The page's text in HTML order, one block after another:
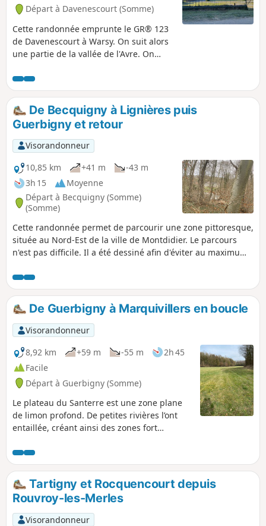
Départ à Davenescourt (Somme)
Cette randonnée emprunte le GR® 123
de Davenescourt à Warsy. On suit alors
une partie de la vallée de l'Avre. On
ce village on quitte le GR® pour
remonter sur le plateau du Santerre
jusqu’au joli hameau de Saulchoy-sur-
Davenescourt. La traversée du Bois
Morière permet de rejoindre la D160 au
niveau du monument élevé en
l'honneur du Commandant de Banville.
La pittoresque descente vers
Davenescourt permet d’arriver devant
l’impressionnant château du XVIIIe
avant de terminer la boucle.
De Becquigny à Lignières puis
Guerbigny et retour
Visorandonneur
10,85 km
+41 m
-43 m
3h 15
Moyenne
Départ à Becquigny (Somme)
(Somme)
Cette randonnée permet de parcourir une zone pittoresque,
située au Nord-Est de la ville de Montdidier. Le parcours
n'est pas difficile. Il a été dessiné afin d'éviter au maximum
une circulation importante. Restant en plaine, il fait le tour
du bois des Flavignes et du bois de Guerbigny.
De Guerbigny à Marquivillers en boucle
Visorandonneur
8,92 km
+59 m -55 m
2h 45
Facile
Départ à Guerbigny (Somme)
Le plateau du Santerre est une zone plane
de limon profond. De petites rivières l’ont
entaillée, créant ainsi des zones fort
en présente une. Randonnée non balisée.
On y emprunte tout de même une partie
balisée du GR® 123 en fin de boucle. Plus de
la moitié du parcours s’effectue sur des
chemins en zone boisée.
Tartigny et Rocquencourt depuis
Rouvroy-les-Merles
Visorandonneur